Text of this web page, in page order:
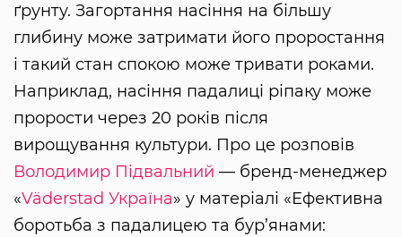
ґрунту. Загортання насіння на більшу
глибину може затримати його проростання
і такий стан спокою може тривати роками.
Наприклад, насіння падалиці ріпаку може
прорости через 20 років після
вирощування культури. Про це розповів
Володимир Підвальний — бренд-менеджер
«Väderstad Україна» у матеріалі «Ефективна
боротьба з падалицею та бур’янами: